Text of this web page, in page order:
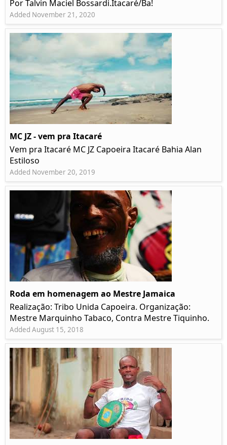
Por Talvin Maciel Bossardi.Itacaré/Ba!
Added November 21, 2020
MC JZ - vem pra Itacaré
Vem pra Itacaré MC JZ Capoeira Itacaré Bahia Alan
Estiloso
Added November 20, 2019
Roda em homenagem ao Mestre Jamaica
Realização: Tribo Unida Capoeira. Organização:
Mestre Marquinho Tabaco, Contra Mestre Tiquinho.
Added August 15, 2018